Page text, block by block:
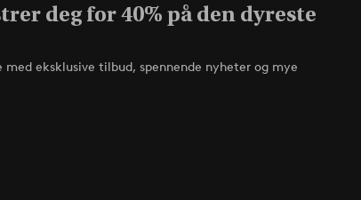
deg for 40% på den dyreste
med eksklusive tilbud, spennende nyheter og mye